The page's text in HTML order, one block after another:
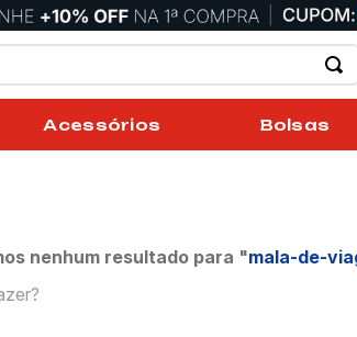
Acessórios Bolsas
nenhum resultado para "mala-de-